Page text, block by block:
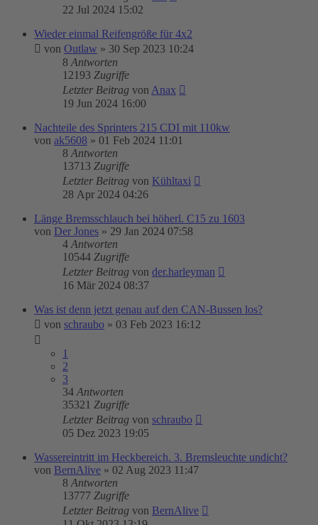
22 Jul 2024 15:02
Wieder einmal Reifengröße für 4x2
von Outlaw » 30 Sep 2023 10:24
8 Antworten
12193 Zugriffe
Letzter Beitrag von Anax
19 Jun 2024 16:00
Nachteile des Sprinters 215 CDI mit 110kw
von ak5608 » 01 Feb 2024 11:01
8 Antworten
13713 Zugriffe
Letzter Beitrag von Kühltaxi
28 Apr 2024 04:26
Länge Bremsschlauch bei höherl. C15 zu 1603
von Der Jones » 29 Jan 2024 07:58
4 Antworten
10544 Zugriffe
Letzter Beitrag von der.harleyman
16 Mär 2024 08:37
Was ist denn jetzt genau auf den CAN-Bussen los?
von schraubo » 03 Feb 2023 16:12
1
2
3
34 Antworten
35321 Zugriffe
Letzter Beitrag von schraubo
05 Dez 2023 19:05
Wassereintritt im Heckbereich. 3. Bremsleuchte undicht?
von BernAlive » 02 Aug 2023 11:47
8 Antworten
13777 Zugriffe
Letzter Beitrag von BernAlive